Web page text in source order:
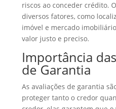
riscos ao conceder crédito.
diversos fatores, como
imóvel e mercado
valor justo e preciso.
Importância
de Garantia
As avaliações de garantia
proteger tanto o credor